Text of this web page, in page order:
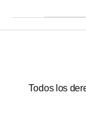
Todos los